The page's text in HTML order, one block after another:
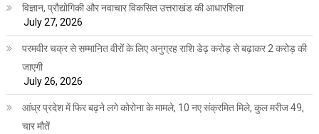
विज्ञान, प्रौद्योगिकी और नवाचार विकसित उत्तराखंड की आधारशिला
July 27, 2026
परमवीर चक्र से सम्मानित वीरों के लिए अनुग्रह राशि डेढ़ करोड़ से बढ़ाकर 2 करोड़ की
जाएगी
July 26, 2026
आंध्र प्रदेश में फिर बढ़ने लगे कोरोना के मामले, 10 नए संक्रमित मिले, कुल मरीज 49,
चार मौतें